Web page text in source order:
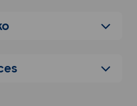
und anderen
oft das Mehrfache